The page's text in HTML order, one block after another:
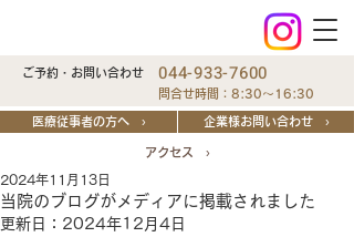
ご予約・お問い合わせ 044-933-7600
問合せ時間：8:30～16:30
企業様お問い合わせ ›
医療従事者の方へ ›
アクセス ›
当院のブログがメディアに掲載されました
2024年11月13日
更新日： 2024年12月4日